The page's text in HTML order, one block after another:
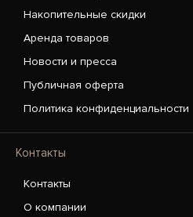
Накопительные скидки
Аренда товаров
Новости и пресса
Публичная оферта
Политика конфиденциальности
Контакты
Контакты
О компании